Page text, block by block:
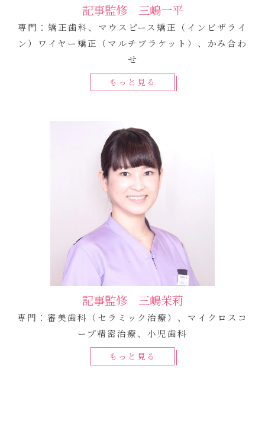
記事監修 三嶋一平
専門：矯正歯科、マウスピース矯正（インビザライ
ン）ワイヤー矯正（マルチブラケット）、かみ合わ
せ
もっと見る
記事監修 三嶋茉莉
専門：審美歯科（セラミック治療）、マイクロスコ
ープ精密治療、小児歯科
もっと見る